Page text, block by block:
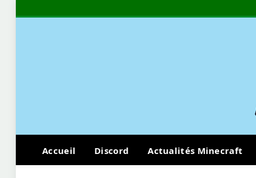
Accueil Discord Actualités Minecraft